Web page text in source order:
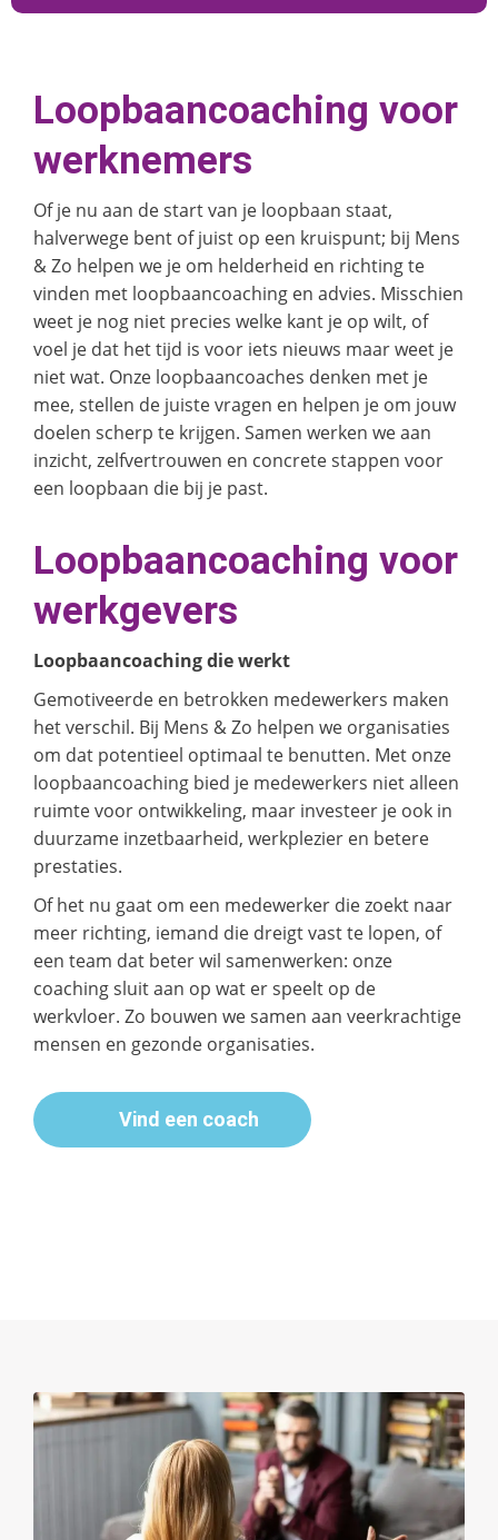
Loopbaancoaching voor
werknemers
Of je nu aan de start van je loopbaan staat,
halverwege bent of juist op een kruispunt; bij Mens
& Zo helpen we je om helderheid en richting te
vinden met loopbaancoaching en advies. Misschien
weet je nog niet precies welke kant je op wilt, of
voel je dat het tijd is voor iets nieuws maar weet je
niet wat. Onze loopbaancoaches denken met je
mee, stellen de juiste vragen en helpen je om jouw
doelen scherp te krijgen. Samen werken we aan
inzicht, zelfvertrouwen en concrete stappen voor
een loopbaan die bij je past.
Loopbaancoaching voor
werkgevers
Loopbaancoaching die werkt
Gemotiveerde en betrokken medewerkers maken
het verschil. Bij Mens & Zo helpen we organisaties
om dat potentieel optimaal te benutten. Met onze
loopbaancoaching bied je medewerkers niet alleen
ruimte voor ontwikkeling, maar investeer je ook in
duurzame inzetbaarheid, werkplezier en betere
prestaties.
Of het nu gaat om een medewerker die zoekt naar
meer richting, iemand die dreigt vast te lopen, of
een team dat beter wil samenwerken: onze
coaching sluit aan op wat er speelt op de
werkvloer. Zo bouwen we samen aan veerkrachtige
mensen en gezonde organisaties.
Vind een coach